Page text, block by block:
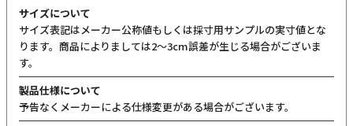
サイズについて
サイズ表記はメーカー公称値もしくは採寸用サンプルの実寸値とな
ります。商品によりましては2〜3cm誤差が生じる場合がございま
す。
製品仕様について
予告なくメーカーによる仕様変更がある場合がございます。